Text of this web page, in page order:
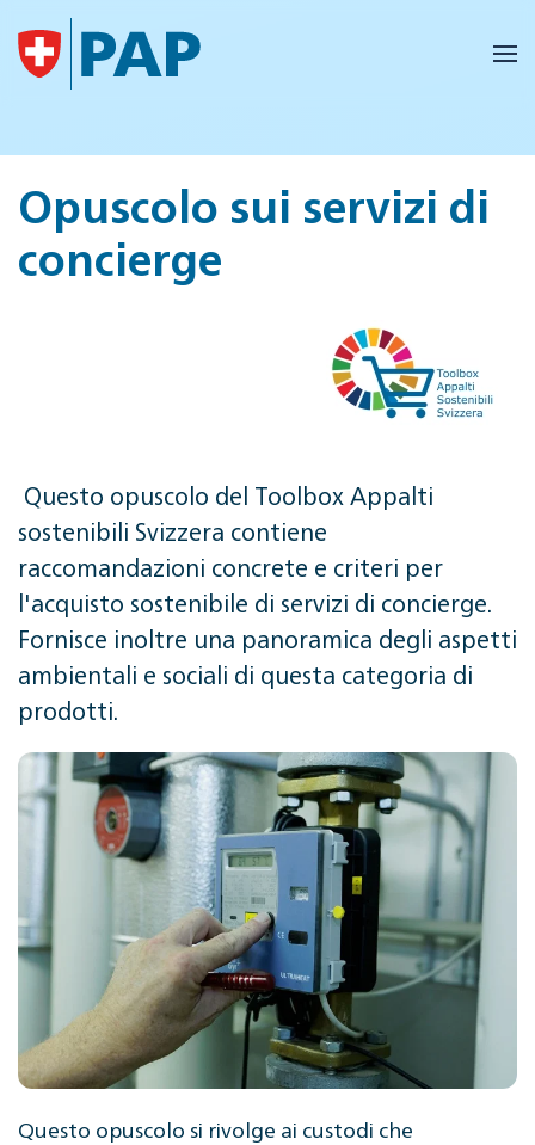
Skip to main content
Opuscolo sui servizi di
concierge
Questo opuscolo del Toolbox Appalti
sostenibili Svizzera contiene
raccomandazioni concrete e criteri per
l'acquisto sostenibile di servizi di concierge.
Fornisce inoltre una panoramica degli aspetti
ambientali e sociali di questa categoria di
prodotti.
Questo opuscolo si rivolge ai custodi che